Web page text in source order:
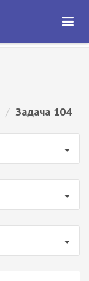
ОТКРЫТЬ
/ Задача 104